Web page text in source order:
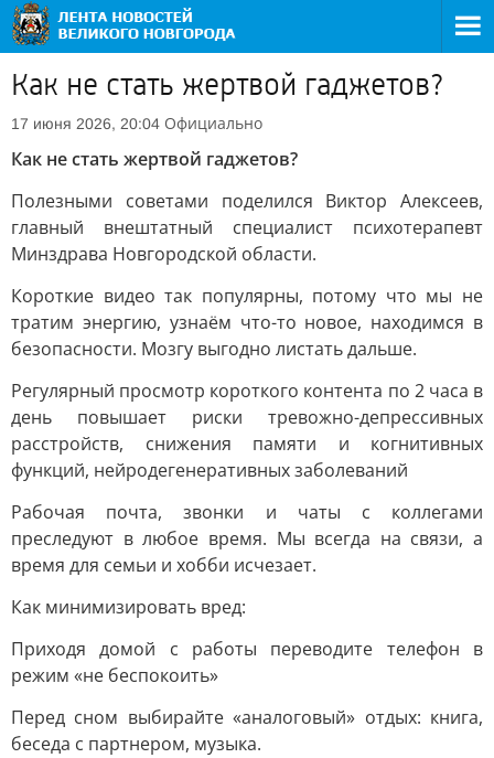
Как не стать жертвой гаджетов?
17 июня 2026, 20:04 Официально
Как не стать жертвой гаджетов?
Полезными советами поделился Виктор Алексеев,
главный внештатный специалист психотерапевт
Минздрава Новгородской области.
Короткие видео так популярны, потому что мы не
тратим энергию, узнаём что-то новое, находимся в
безопасности. Мозгу выгодно листать дальше.
Регулярный просмотр короткого контента по 2 часа в
день повышает риски тревожно-депрессивных
расстройств, снижения памяти и когнитивных
функций, нейродегенеративных заболеваний
Рабочая почта, звонки и чаты с коллегами
преследуют в любое время. Мы всегда на связи, а
время для семьи и хобби исчезает.
Как минимизировать вред:
Приходя домой с работы переводите телефон в
режим «не беспокоить»
Перед сном выбирайте «аналоговый» отдых: книга,
беседа с партнером, музыка.